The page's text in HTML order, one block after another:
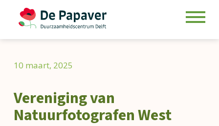
content10 maart, 2025
Vereniging van
Natuurfotografen West